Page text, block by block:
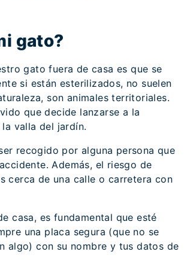
gato?
gato fuera de casa es que se
si están esterilizados, no suelen
son animales territoriales.
que decide lanzarse a la
valla del jardín.
recogido por alguna persona que
Además, el riesgo de
cerca de una calle o carretera con
casa, es fundamental que esté
una placa segura (que no se
algo) con su nombre y tus datos de